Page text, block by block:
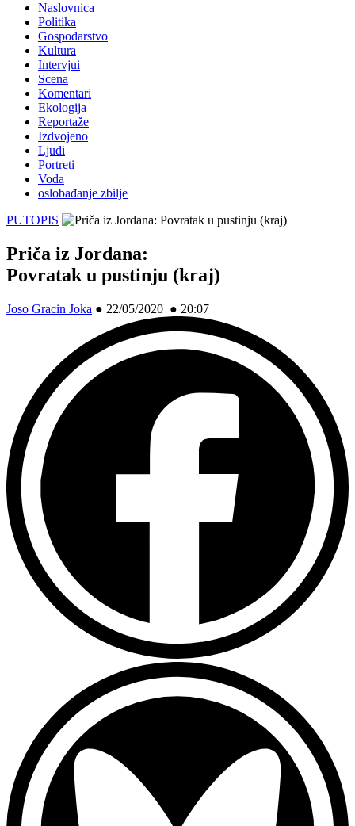
Naslovnica
Politika
Gospodarstvo
Kultura
Intervjui
Scena
Komentari
Ekologija
Reportaže
Izdvojeno
Ljudi
Portreti
Voda
oslobađanje zbilje
PUTOPIS
Priča iz Jordana:
Povratak u pustinju (kraj)
Joso Gracin Joka ● 22/05/2020 ● 20:07